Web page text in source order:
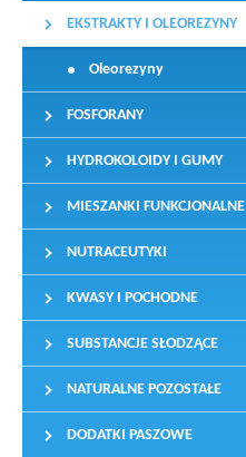
EKSTRAKTY I OLEOREZYNY
Oleorezyny
FOSFORANY
HYDROKOLOIDY I GUMY
MIESZANKI FUNKCJONALNE
NUTRACEUTYKI
KWASY I POCHODNE
SUBSTANCJE SŁODZĄCE
NATURALNE POZOSTAŁE
DODATKI PASZOWE